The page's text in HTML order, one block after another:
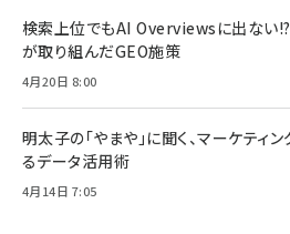
検索上位でもAI Overviewsに出ない
が取り組んだGEO施策
4月20日 8:00
明太子の「やまや」に聞く、マーケティ
るデータ活用術
4月14日 7:05